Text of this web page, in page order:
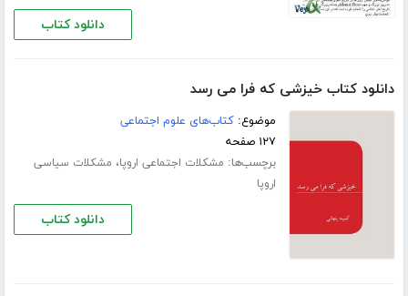
دانلود کتاب
دانلود کتاب خیزشی که فرا می رسد
موضوع:کتاب‌های علوم اجتماعی
۱۲۷ صفحه
برچسب‌ها: مشکلات اجتماعی اروپا، مشکلات سیاسی
اروپا
دانلود کتاب